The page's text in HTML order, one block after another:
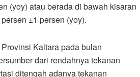
(yoy) atau berada di bawah kisaran
±1 persen (yoy).
Kaltara pada bulan
dari rendahnya tekanan
ditengah adanya tekanan